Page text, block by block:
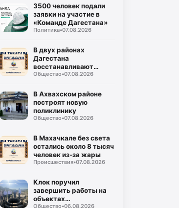
3500 человек подали
заявки на участие в
«Команде Дагестана»
Политика•07.08.2026
В двух районах
Дагестана
восстанавливают
дороги после ливней
Общество•07.08.2026
В Ахвахском районе
построят новую
поликлинику
Общество•07.08.2026
В Махачкале без света
остались около 8 тысяч
человек из-за жары
Происшествия•07.08.2026
Клок поручил
завершить работы на
объектах
Общество•06.08.2026